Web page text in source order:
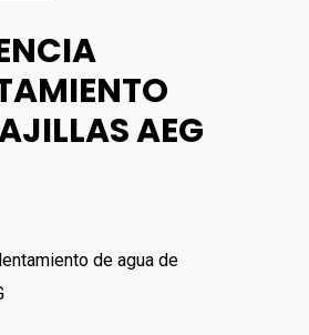
AEG
de agua de